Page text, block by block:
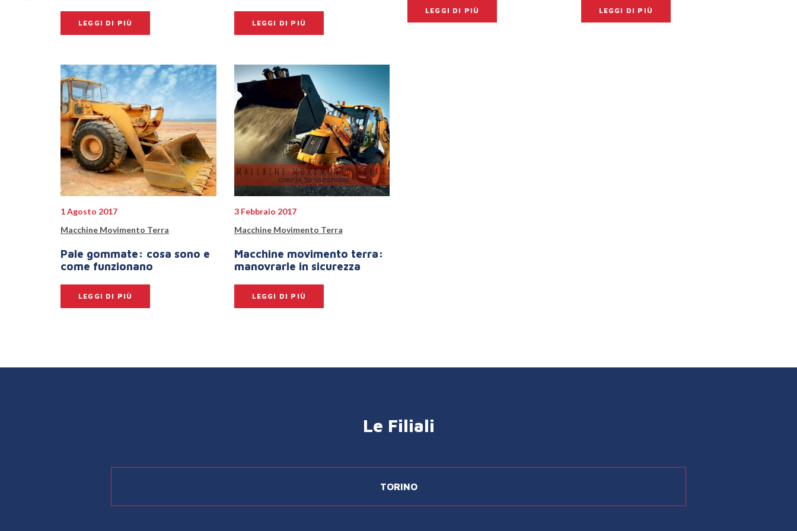
LEGGI DI PIÙ LEGGI DI PIÙ
LEGGI DI PIÙ LEGGI DI PIÙ
1 Agosto 2017
Macchine Movimento Terra
Pale gommate: cosa sono e
come funzionano
LEGGI DI PIÙ
3 Febbraio 2017
Macchine Movimento Terra
Macchine movimento terra:
manovrarle in sicurezza
LEGGI DI PIÙ
Le Filiali
TORINO